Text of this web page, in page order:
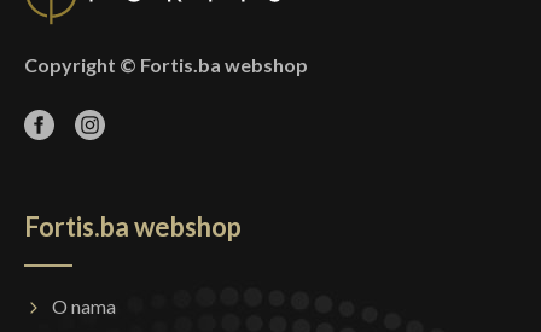
Copyright © Fortis.ba webshop
Fortis.ba webshop
O nama